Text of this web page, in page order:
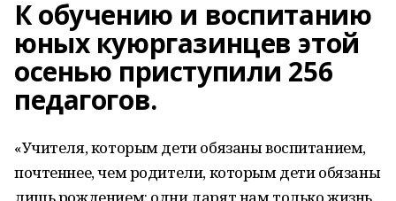
К обучению и воспитанию
юных куюргазинцев этой
осенью приступили 256
педагогов.
«Учителя, которым дети обязаны воспитанием,
почтеннее, чем родители, которым дети обязаны